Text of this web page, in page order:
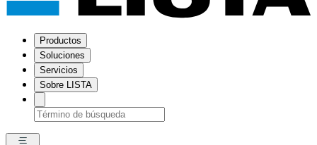
Productos
Soluciones
Servicios
Sobre LISTA